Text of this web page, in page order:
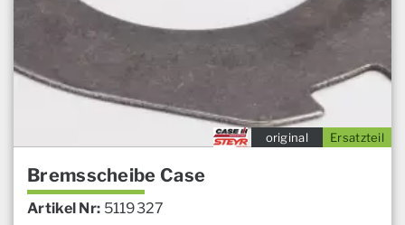
Ersatzteil
original
Bremsscheibe Case
Artikel Nr: 5119327